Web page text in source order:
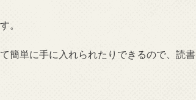
。
簡単に手に入れられたりできるので、読書